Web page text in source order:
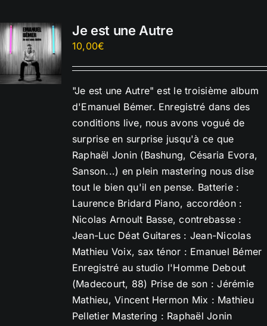
Je est une Autre
10,00€
"Je est une Autre" est le troisième album
d'Emanuel Bémer. Enregistré dans des
conditions live, nous avons vogué de
surprise en surprise jusqu'à ce que
Raphaël Jonin (Bashung, Césaria Evora,
Sanson...) en plein mastering nous dise
tout le bien qu'il en pense. Batterie :
Laurence Bridard Piano, accordéon :
Nicolas Arnoult Basse, contrebasse :
Jean-Luc Déat Guitares : Jean-Nicolas
Mathieu Voix, sax ténor : Emanuel Bémer
Enregistré au studio l'Homme Debout
(Madecourt, 88) Prise de son : Jérémie
Mathieu, Vincent Hermon Mix : Mathieu
Pelletier Mastering : Raphaël Jonin